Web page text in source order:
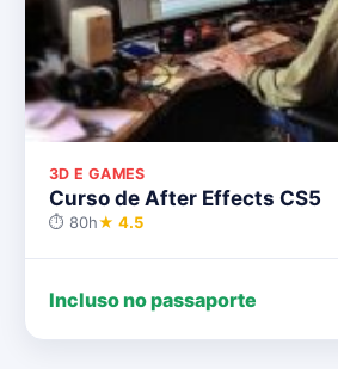
3D E GAMES
Curso de After Effects CS5
⏱ 80h★ 4.5
Incluso no passaporte